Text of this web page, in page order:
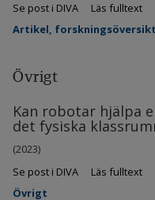
Se post i DIVA
Läs fulltext
Artikel, forskningsöversikt
Övrigt
Kan robotar hjälpa
det fysiska
(2023)
Se post i DIVA
Läs fulltext
Övrigt